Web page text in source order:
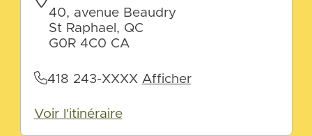
40, avenue Beaudry
St Raphael, QC
G0R 4C0 CA
418 243-XXXX Afficher
Voir l'itinéraire